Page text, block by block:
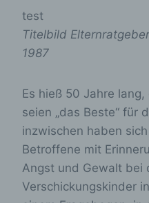
test
Titelbild
1987
Es hieß 50 Jahre
seien „das Beste“ für
inzwischen haben
Betroffene mit
Angst und Gewalt bei
Verschickungskinder